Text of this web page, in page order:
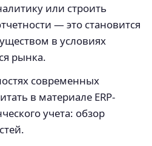
или строить
— это становится
в условиях
рынка.
современных
в материале ERP-
учета: обзор